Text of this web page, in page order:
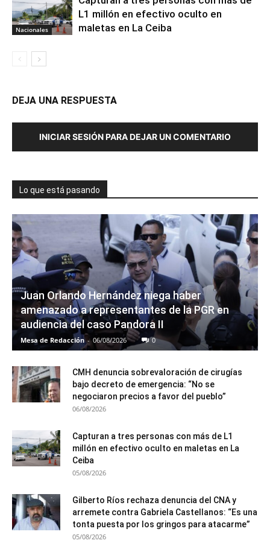
Nacionales
L1 millón en efectivo oculto en
maletas en La Ceiba
DEJA UNA RESPUESTA
INICIAR SESIÓN PARA DEJAR UN COMENTARIO
Lo que está pasando
Juan Orlando Hernández niega haber
amenazado a representantes de la PGR en
audiencia del caso Pandora II
Mesa de Redacción - 06/08/2026 0
CMH denuncia sobrevaloración de cirugías
bajo decreto de emergencia: “No se
negociaron precios a favor del pueblo”
06/08/2026
Capturan a tres personas con más de L1
millón en efectivo oculto en maletas en La
Ceiba
05/08/2026
Gilberto Ríos rechaza denuncia del CNA y
arremete contra Gabriela Castellanos: “Es una
tonta puesta por los gringos para atacarme”
05/08/2026